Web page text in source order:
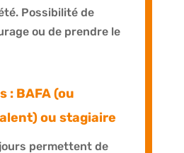
Possibilité de
ou de prendre le
: BAFA (ou
ou stagiaire
permettent de